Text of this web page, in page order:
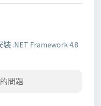
.NET Framework 4.8
問題